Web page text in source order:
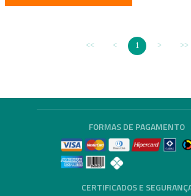
1
FORMAS DE PAGAMENTO
CERTIFICADOS E